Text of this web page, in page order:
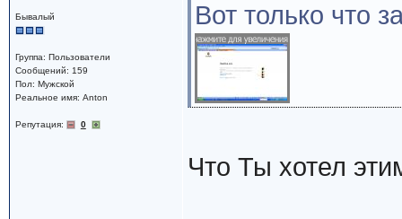
Бывалый
Группа: Пользователи
Сообщений: 159
Пол: Мужской
Реальное имя: Anton
Репутация: 0
Вот только что
Что Ты хотел